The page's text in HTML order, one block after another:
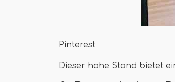
Pinterest
Dieser hohe Stand bietet